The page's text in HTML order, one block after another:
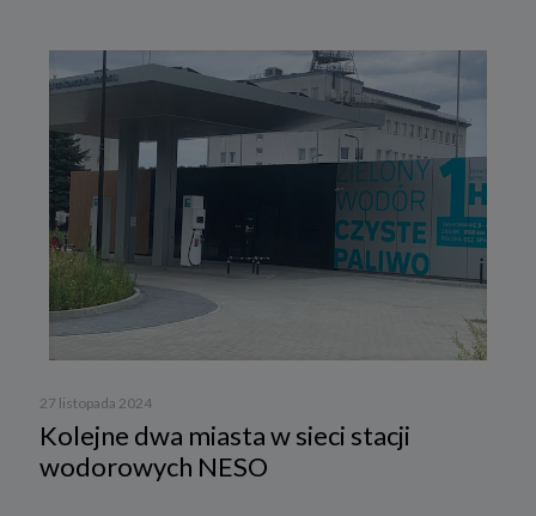
27 listopada 2024
Kolejne dwa miasta w sieci stacji
wodorowych NESO